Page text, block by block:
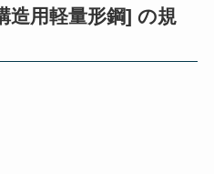
造用軽量形鋼] の規